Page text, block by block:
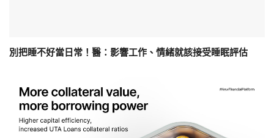
別把睡不好當日常！醫：影響工作、情緒就該接受睡眠評估